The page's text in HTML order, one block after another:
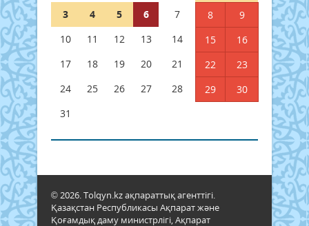
3
4 5 6 7 8
9
10
11 12 13 14 15
16
17
18 19 20 21 22
23
24
25 26 27 28 29
30
31
© 2026. Tolqyn.kz ақпараттық агенттігі.
Қазақстан Республикасы Ақпарат және
Қоғамдық даму министрлігі, Ақпарат